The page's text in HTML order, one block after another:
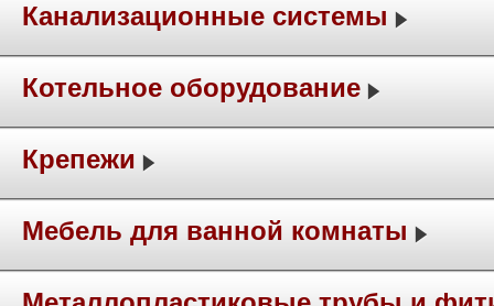
Канализационные системы
Котельное оборудование
Крепежи
Мебель для ванной комнаты